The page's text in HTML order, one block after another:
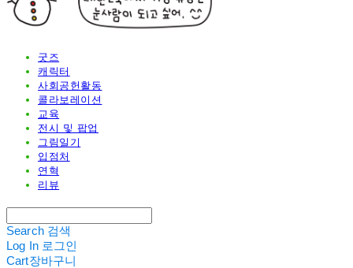
굿즈
캐릭터
사회공헌활동
콜라보레이션
교육
전시 및 팝업
그림일기
입점처
연혁
리뷰
Search 검색
Log In 로그인
Cart장바구니